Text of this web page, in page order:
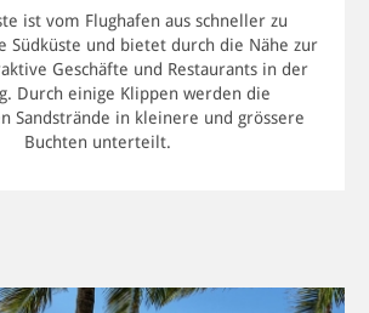
auf Chale Island
noch auf einer Insel zu. Chale Island
bietet unvergleichliche Ruhe in
Overwater-Suiten. Bei Ebbe kann
entlang der Insel machen.
ist vom Flughafen aus schneller zu
Südküste und bietet durch die Nähe zur
Geschäfte und Restaurants in der
Durch einige Klippen werden die
Sandstrände in kleinere und grössere
Buchten unterteilt.